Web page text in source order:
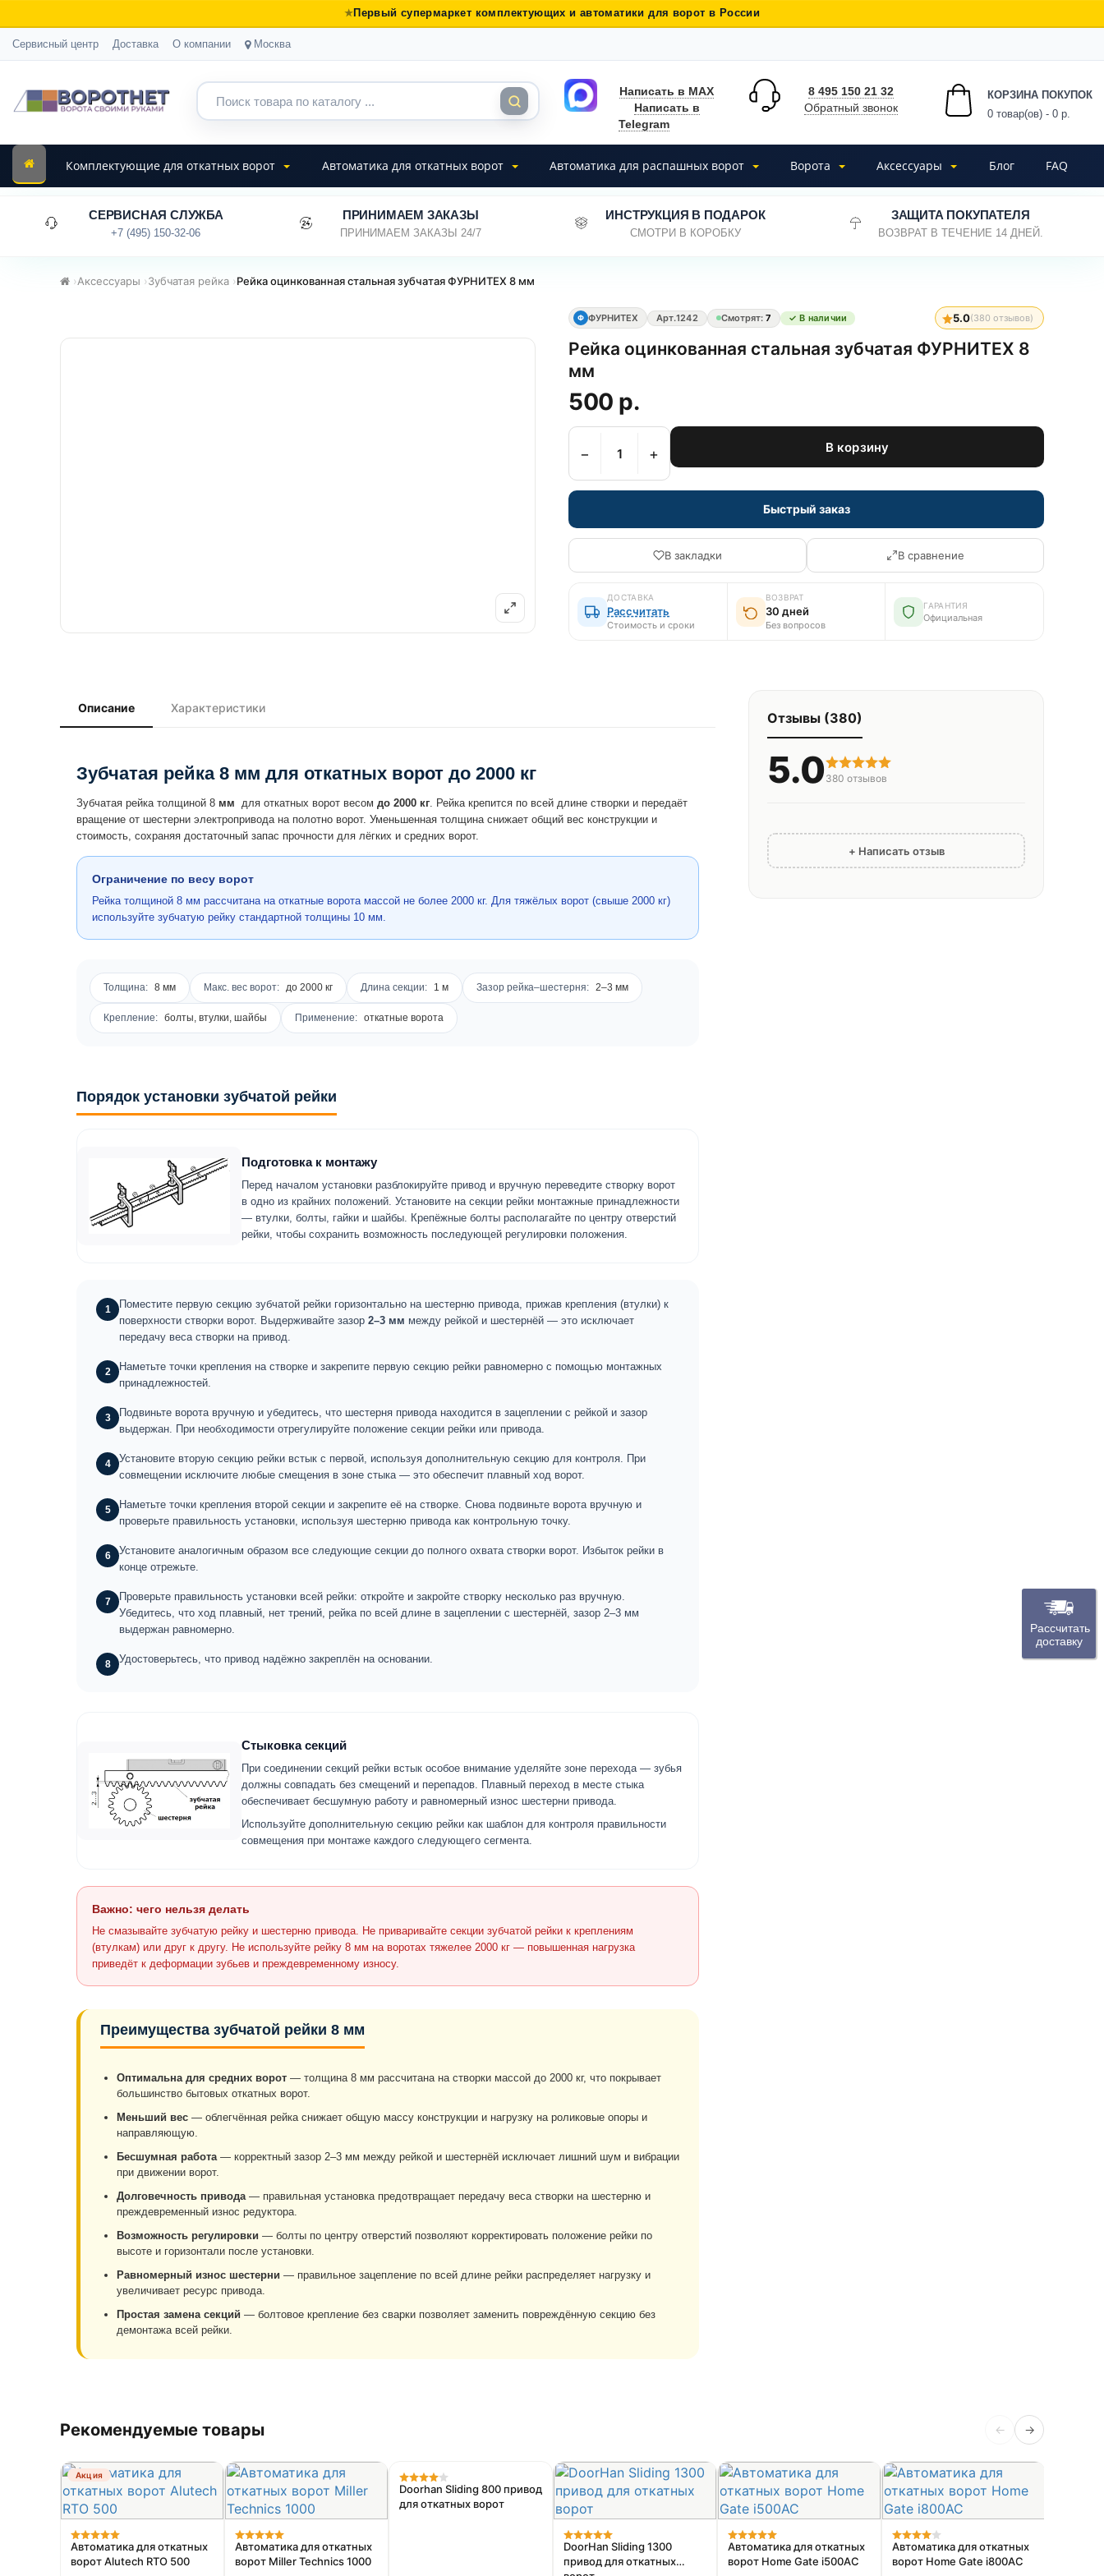
Первый супермаркет комплектующих и автоматики для ворот в России
Сервисный центр Доставка О компании Москва
Написать в MAX
Написать в
Telegram
8 495 150 21 32
Обратный звонок
КОРЗИНА ПОКУПОК
0 товар(ов) - 0 р.
Комплектующие для откатных ворот Автоматика для откатных ворот Автоматика для распашных ворот Ворота Аксессуары Блог FAQ
СЕРВИСНАЯ СЛУЖБА
+7 (495) 150-32-06
ПРИНИМАЕМ ЗАКАЗЫ
ПРИНИМАЕМ ЗАКАЗЫ 24/7
ИНСТРУКЦИЯ В ПОДАРОК
СМОТРИ В КОРОБКУ
ЗАЩИТА ПОКУПАТЕЛЯ
ВОЗВРАТ В ТЕЧЕНИЕ 14 ДНЕЙ.
›Аксессуары ›Зубчатая рейка ›Рейка оцинкованная стальная зубчатая ФУРНИТЕХ 8 мм
Ф ФУРНИТЕХ Арт.1242 Смотрят: 7 ✓ В наличии 5.0(380 отзывов)
Рейка оцинкованная стальная зубчатая ФУРНИТЕХ 8
мм
500 р.
− + В корзину
Быстрый заказ
В закладки В сравнение
ДОСТАВКА
Рассчитать
Стоимость и сроки
ВОЗВРАТ
30 дней
Без вопросов
ГАРАНТИЯ
Официальная
Описание Характеристики
Зубчатая рейка 8 мм для откатных ворот до 2000 кг
Зубчатая рейка толщиной 8 мм для откатных ворот весом до 2000 кг. Рейка крепится по всей длине створки и передаёт
вращение от шестерни электропривода на полотно ворот. Уменьшенная толщина снижает общий вес конструкции и
стоимость, сохраняя достаточный запас прочности для лёгких и средних ворот.
Ограничение по весу ворот
Рейка толщиной 8 мм рассчитана на откатные ворота массой не более 2000 кг. Для тяжёлых ворот (свыше 2000 кг)
используйте зубчатую рейку стандартной толщины 10 мм.
Толщина: 8 мм Макс. вес ворот: до 2000 кг Длина секции: 1 м Зазор рейка–шестерня: 2–3 мм
Крепление: болты, втулки, шайбы Применение: откатные ворота
Порядок установки зубчатой рейки
Подготовка к монтажу
Перед началом установки разблокируйте привод и вручную переведите створку ворот
в одно из крайних положений. Установите на секции рейки монтажные принадлежности
— втулки, болты, гайки и шайбы. Крепёжные болты располагайте по центру отверстий
рейки, чтобы сохранить возможность последующей регулировки положения.
1
Поместите первую секцию зубчатой рейки горизонтально на шестерню привода, прижав крепления (втулки) к
поверхности створки ворот. Выдерживайте зазор 2–3 мм между рейкой и шестернёй — это исключает
передачу веса створки на привод.
2
Наметьте точки крепления на створке и закрепите первую секцию рейки равномерно с помощью монтажных
принадлежностей.
3
Подвиньте ворота вручную и убедитесь, что шестерня привода находится в зацеплении с рейкой и зазор
выдержан. При необходимости отрегулируйте положение секции рейки или привода.
4
Установите вторую секцию рейки встык с первой, используя дополнительную секцию для контроля. При
совмещении исключите любые смещения в зоне стыка — это обеспечит плавный ход ворот.
5
Наметьте точки крепления второй секции и закрепите её на створке. Снова подвиньте ворота вручную и
проверьте правильность установки, используя шестерню привода как контрольную точку.
6
Установите аналогичным образом все следующие секции до полного охвата створки ворот. Избыток рейки в
конце отрежьте.
7
Проверьте правильность установки всей рейки: откройте и закройте створку несколько раз вручную.
Убедитесь, что ход плавный, нет трений, рейка по всей длине в зацеплении с шестернёй, зазор 2–3 мм
выдержан равномерно.
8 Удостоверьтесь, что привод надёжно закреплён на основании.
Стыковка секций
При соединении секций рейки встык особое внимание уделяйте зоне перехода — зубья
должны совпадать без смещений и перепадов. Плавный переход в месте стыка
обеспечивает бесшумную работу и равномерный износ шестерни привода.
Используйте дополнительную секцию рейки как шаблон для контроля правильности
совмещения при монтаже каждого следующего сегмента.
Важно: чего нельзя делать
Не смазывайте зубчатую рейку и шестерню привода. Не приваривайте секции зубчатой рейки к креплениям
(втулкам) или друг к другу. Не используйте рейку 8 мм на воротах тяжелее 2000 кг — повышенная нагрузка
приведёт к деформации зубьев и преждевременному износу.
Преимущества зубчатой рейки 8 мм
Оптимальна для средних ворот — толщина 8 мм рассчитана на створки массой до 2000 кг, что покрывает
большинство бытовых откатных ворот.
Меньший вес — облегчённая рейка снижает общую массу конструкции и нагрузку на роликовые опоры и
направляющую.
Бесшумная работа— корректный зазор 2–3 мм между рейкой и шестернёй исключает лишний шум и вибрации
при движении ворот.
Долговечность привода— правильная установка предотвращает передачу веса створки на шестерню и
преждевременный износ редуктора.
Возможность регулировки — болты по центру отверстий позволяют корректировать положение рейки по
высоте и горизонтали после установки.
Равномерный износ шестерни — правильное зацепление по всей длине рейки распределяет нагрузку и
увеличивает ресурс привода.
Простая замена секций — болтовое крепление без сварки позволяет заменить повреждённую секцию без
демонтажа всей рейки.
Отзывы (380)
5.0 380 отзывов
+ Написать отзыв
Рекомендуемые товары ← →
Акция
Автоматика для откатных
ворот Alutech RTO 500
Автоматика для откатных
ворот Miller Technics 1000
Doorhan Sliding 800 привод
для откатных ворот
DoorHan Sliding 1300
привод для откатных
Автоматика для откатных
ворот Home Gate i500AC
Автоматика для откатных
ворот Home Gate i800AC
Рассчитать
доставку